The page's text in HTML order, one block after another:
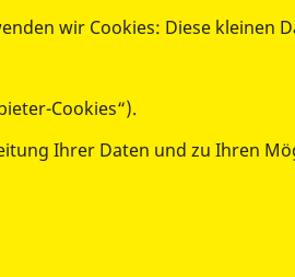
Hauskrankenpflege
Seniorengerechtes
Senioreneinrichtung
wir Cookies: Diese kleinen
Cookies“).
Ihrer Daten und zu Ihren